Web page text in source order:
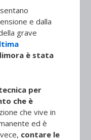
e dalla
grave
è stata
per
che è
che vive in
ed è
contare le